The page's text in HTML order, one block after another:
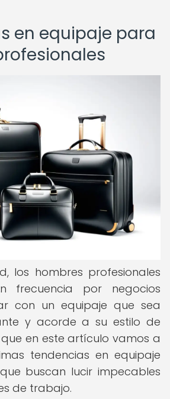
en equipaje para
los hombres profesionales
frecuencia por negocios
con un equipaje que sea
y acorde a su estilo de
en este artículo vamos a
tendencias en equipaje
buscan lucir impecables
de trabajo.